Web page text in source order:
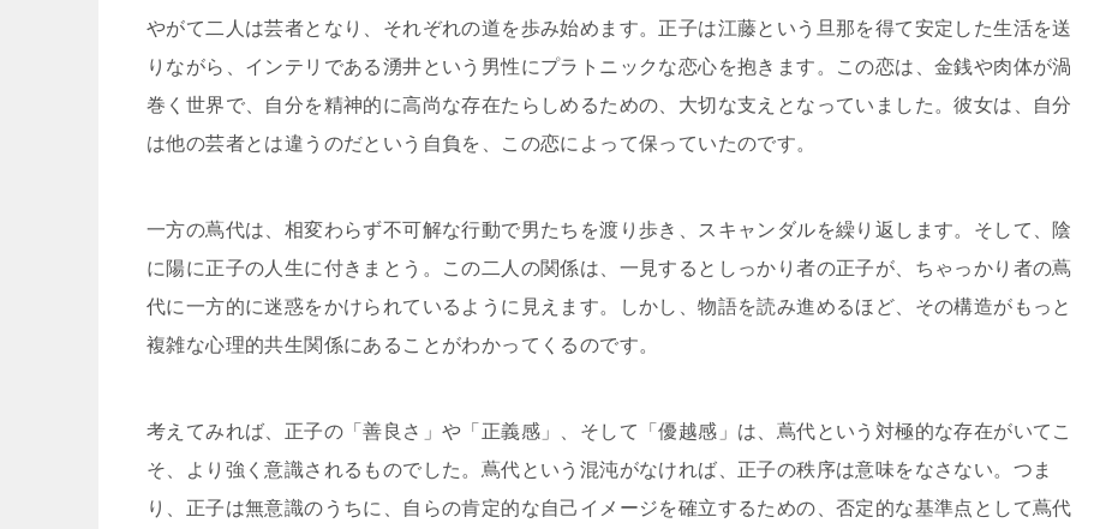
やがて二人は芸者となり、それぞれの道を歩み始めます。正子は江藤という旦那を得て安定した生活を送
りながら、インテリである湧井という男性にプラトニックな恋心を抱きます。この恋は、金銭や肉体が渦
巻く世界で、自分を精神的に高尚な存在たらしめるための、大切な支えとなっていました。彼女は、自分
は他の芸者とは違うのだという自負を、この恋によって保っていたのです。
一方の蔦代は、相変わらず不可解な行動で男たちを渡り歩き、スキャンダルを繰り返します。そして、陰
に陽に正子の人生に付きまとう。この二人の関係は、一見するとしっかり者の正子が、ちゃっかり者の蔦
代に一方的に迷惑をかけられているように見えます。しかし、物語を読み進めるほど、その構造がもっと
複雑な心理的共生関係にあることがわかってくるのです。
考えてみれば、正子の「善良さ」や「正義感」、そして「優越感」は、蔦代という対極的な存在がいてこ
そ、より強く意識されるものでした。蔦代という混沌がなければ、正子の秩序は意味をなさない。つま
り、正子は無意識のうちに、自らの肯定的な自己イメージを確立するための、否定的な基準点として蔦代